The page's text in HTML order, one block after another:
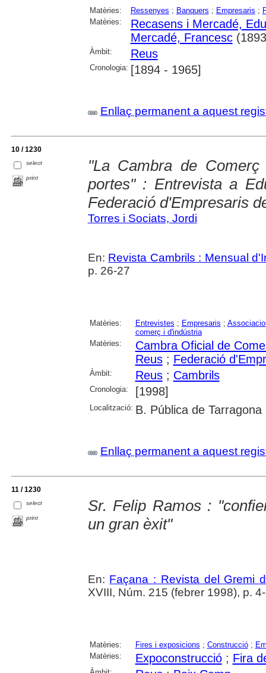
Matèries: Ressenyes ; Banquers ; Empresaris ;
Matèries:
Recasens i Mercadé,
Mercadé, Francesc
Àmbit: Reus
Cronologia: [1894 - 1965]
Enllaç permanent a aquest
10 / 1230
select
print
"La Cambra de
portes" : Entrevista a
Federació d'Empresaris
Torres i Sociats, Jordi
En: Revista Cambrils : Mensual
p. 26-27
Matèries: Entrevistes ; Empresaris ;
comerç i d'indústria
Matèries:
Cambra Oficial de
Reus; Federació
Àmbit: Reus; Cambrils
Cronologia: [1998]
Localització: B. Pública de Tarragona
Enllaç permanent a aquest
11 / 1230
select
print
Sr. Felip Ramos :
un gran èxit"
En: Façana : Revista del Gremi
XVIII, Núm. 215 (febrer 1998), p.
Matèries: Fires i exposicions ; Construcció;
Matèries:
Expoconstrucció; Fira